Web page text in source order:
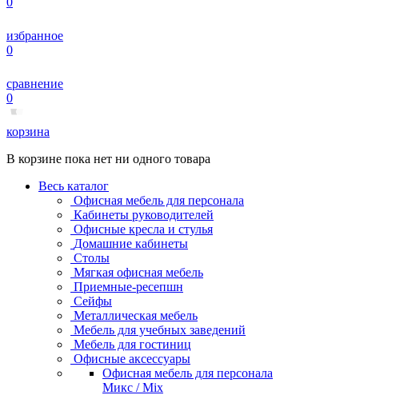
избранное
0
сравнение
0
корзина
В корзине пока нет ни одного товара
Весь каталог
Офисная мебель для персонала
Кабинеты руководителей
Офисные кресла и стулья
Домашние кабинеты
Столы
Мягкая офисная мебель
Приемные-ресепшн
Сейфы
Металлическая мебель
Мебель для учебных заведений
Мебель для гостиниц
Офисные аксессуары
Офисная мебель для персонала
Микс / Mix